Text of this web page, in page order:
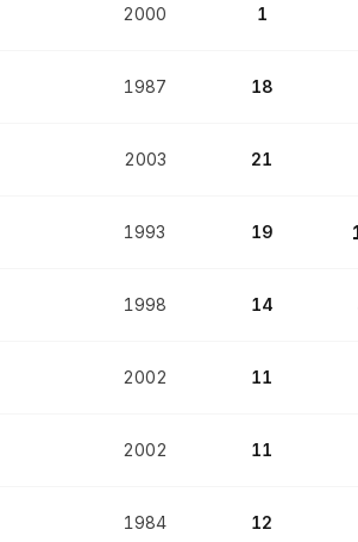
2000 1
1987 18
2003 21
1993 19
1998 14
2002 11
2002 11
1984 12